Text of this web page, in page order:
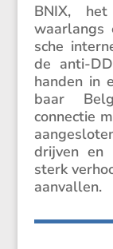
BNIX, het
sche
de anti-
handen in
baar
connectie
drijven en
sterk
aanvallen.